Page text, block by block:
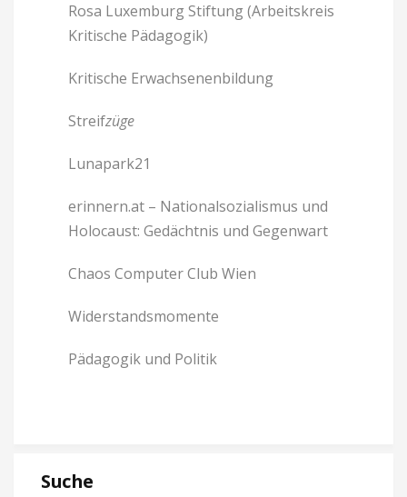
Rosa Luxemburg Stiftung (Arbeitskreis
Kritische Pädagogik)
Kritische Erwachsenenbildung
Streifzüge
Lunapark21
erinnern.at – Nationalsozialismus und
Holocaust: Gedächtnis und Gegenwart
Chaos Computer Club Wien
Widerstandsmomente
Pädagogik und Politik
Suche